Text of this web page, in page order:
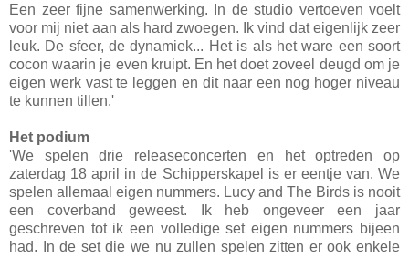
Een zeer fijne samenwerking. In de studio vertoeven voelt
voor mij niet aan als hard zwoegen. Ik vind dat eigenlijk zeer
leuk. De sfeer, de dynamiek... Het is als het ware een soort
cocon waarin je even kruipt. En het doet zoveel deugd om je
eigen werk vast te leggen en dit naar een nog hoger niveau
te kunnen tillen.'
Het podium
'We spelen drie releaseconcerten en het optreden op
zaterdag 18 april in de Schipperskapel is er eentje van. We
spelen allemaal eigen nummers. Lucy and The Birds is nooit
een coverband geweest. Ik heb ongeveer een jaar
geschreven tot ik een volledige set eigen nummers bijeen
had. In de set die we nu zullen spelen zitten er ook enkele